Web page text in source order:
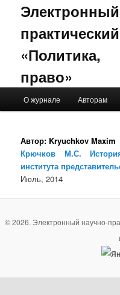
право»
Skip to primary content
Skip to secondary content
О журнале Авторам
Автор: Kryuchkov Maxim
Крючков М.С.
института
Июль, 2014
© 2026. Электронный научно-